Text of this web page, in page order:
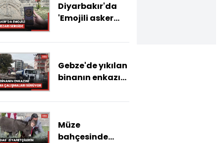
Diyarbakır'da
'Emojili asker
sergilenmeye
Gebze'de yıkılan
binanın enkazını
çalışmaları
Müze
bahçesinde